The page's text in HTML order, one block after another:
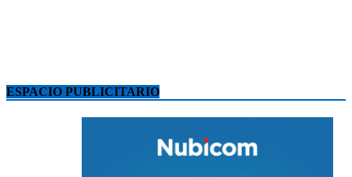
ESPACIO PUBLICITARIO